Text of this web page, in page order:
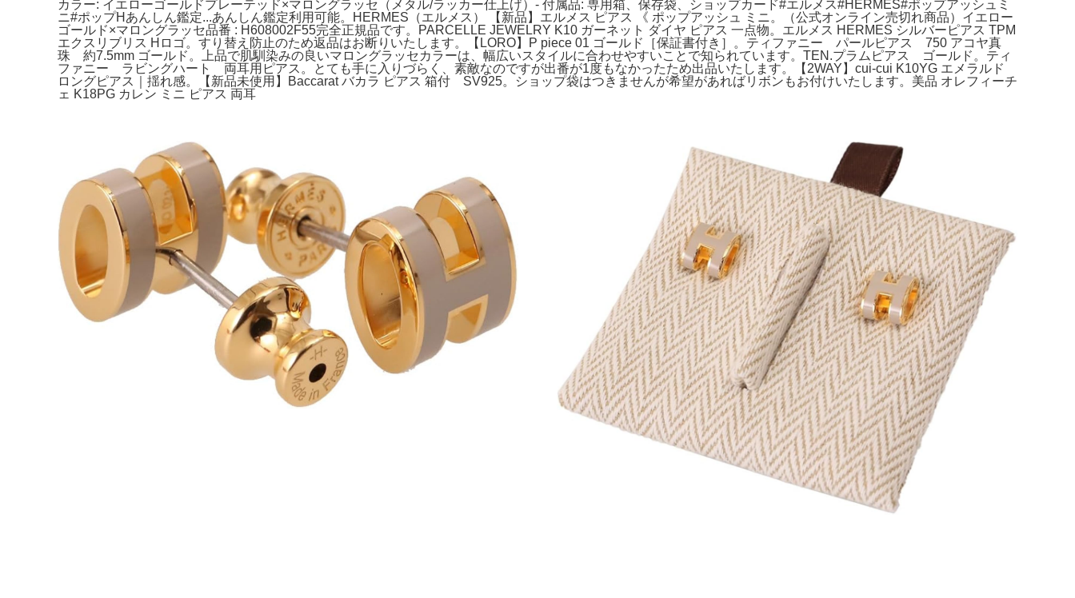
カラー: イエローゴールドプレーテッド×マロングラッセ（メタル/ラッカー仕上げ）- 付属品: 専用箱、保存袋、ショップカード#エルメス#HERMES#ポップアッシュミ
ニ#ポップHあんしん鑑定...あんしん鑑定利用可能。HERMES（エルメス） 【新品】エルメス ピアス 《 ポップアッシュ ミニ。（公式オンライン売切れ商品）イエロー
ゴールド×マロングラッセ品番 : H608002F55完全正規品です。PARCELLE JEWELRY K10 ガーネット ダイヤ ピアス 一点物。エルメス HERMES シルバーピアス TPM
エクスリブリス Hロゴ。すり替え防止のため返品はお断りいたします。【LORO】P piece 01 ゴールド［保証書付き］。ティファニー パールピアス 750 アコヤ真
珠 約7.5mm ゴールド。上品で肌馴染みの良いマロングラッセカラーは、幅広いスタイルに合わせやすいことで知られています。TEN.プラムピアス ゴールド。ティ
ファニー ラビングハート 両耳用ピアス。とても手に入りづらく、素敵なのですが出番が1度もなかったため出品いたします。【2WAY】cui-cui K10YG エメラルド
ロングピアス｜揺れ感。【新品未使用】Baccarat バカラ ピアス 箱付 SV925。ショップ袋はつきませんが希望があればリボンもお付けいたします。美品 オレフィーチ
ェ K18PG カレン ミニ ピアス 両耳